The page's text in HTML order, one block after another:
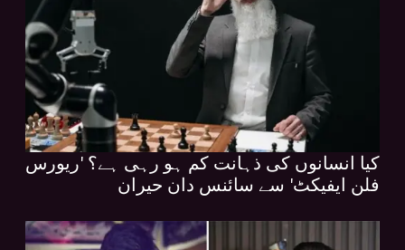
کیا انسانوں کی ذہانت کم ہو رہی ہے؟ 'ریورس
فلن ایفیکٹ' سے سائنس دان حیران